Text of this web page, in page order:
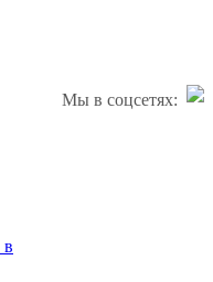
Мы в соцсетях: